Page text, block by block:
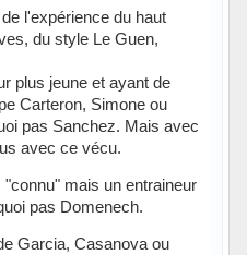
l'expérience du haut
du style Le Guen,
plus jeune et ayant de
Carteron, Simone ou
pas Sanchez. Mais avec
avec ce vécu.
mais un entraineur
pas Domenech.
Garcia, Casanova ou